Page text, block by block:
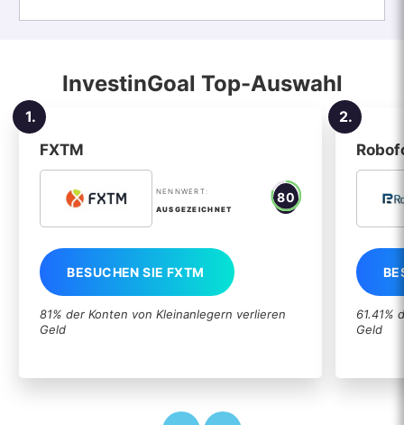
InvestinGoal Top-Auswahl
1.
FXTM
NENNWERT:
AUSGEZEICHNET
80
BESUCHEN SIE FXTM
81% der Konten von Kleinanlegern verlieren
Geld
2.
61.41%
Geld